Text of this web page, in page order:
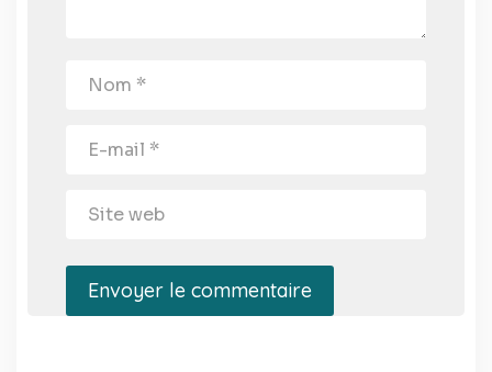
Envoyer le commentaire